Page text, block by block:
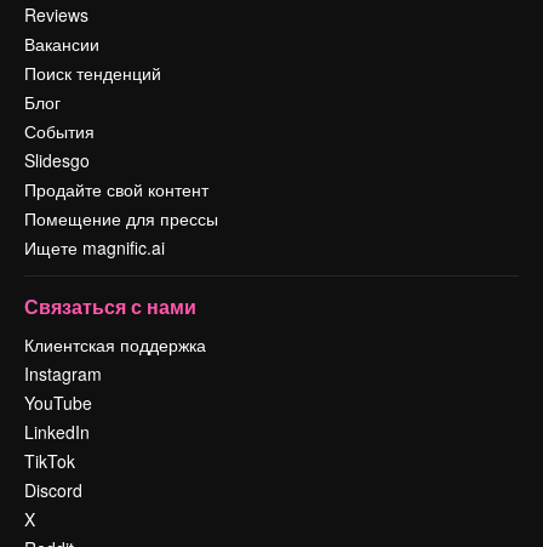
Reviews
Вакансии
Поиск тенденций
Блог
События
Slidesgo
Продайте свой контент
Помещение для прессы
Ищете magnific.ai
Связаться с нами
Клиентская поддержка
Instagram
YouTube
LinkedIn
TikTok
Discord
X